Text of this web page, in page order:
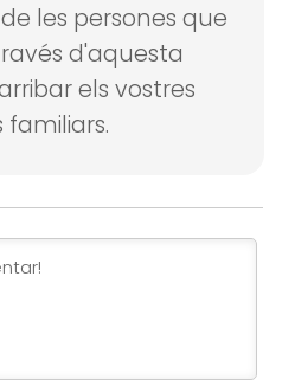
les persones que
d'aquesta
els vostres
familiars.